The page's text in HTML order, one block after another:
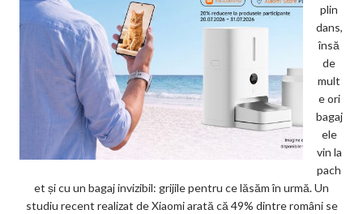
plin
dans,
însă
de
mult
e ori
bagaj
ele
vin la
pach
et și cu un bagaj invizibil: grijile pentru ce lăsăm în urmă. Un
studiu recent realizat de Xiaomi arată că 49% dintre români se